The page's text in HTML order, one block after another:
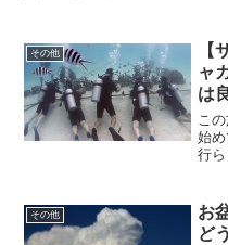
その他
【
ャ
は
こ
始
行
ー
キ
その他
お
ど